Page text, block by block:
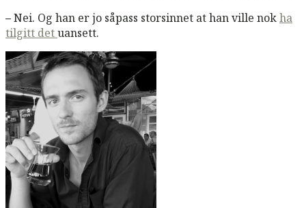
–Nei. Og han er jo såpass storsinnet at han ville nokha
tilgitt detuansett.